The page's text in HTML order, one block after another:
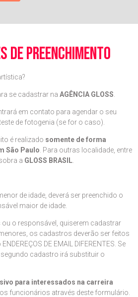
de preenchimento
se cadastrar na AGÊNCIA GLOSS
em contato para agendar o seu
de fotogenia (se for o caso).
é realizado somente de forma
São Paulo . Para outras localidade, entre
a GLOSS BRASIL
de idade, deverá ser preenchido o
maior de idade.
o responsável, quiserem cadastrar
os cadastros deverão ser feitos
DE EMAIL DIFERENTES. Se
cadastro irá substituir o
para interessados na carreira
funcionários através deste formulário.